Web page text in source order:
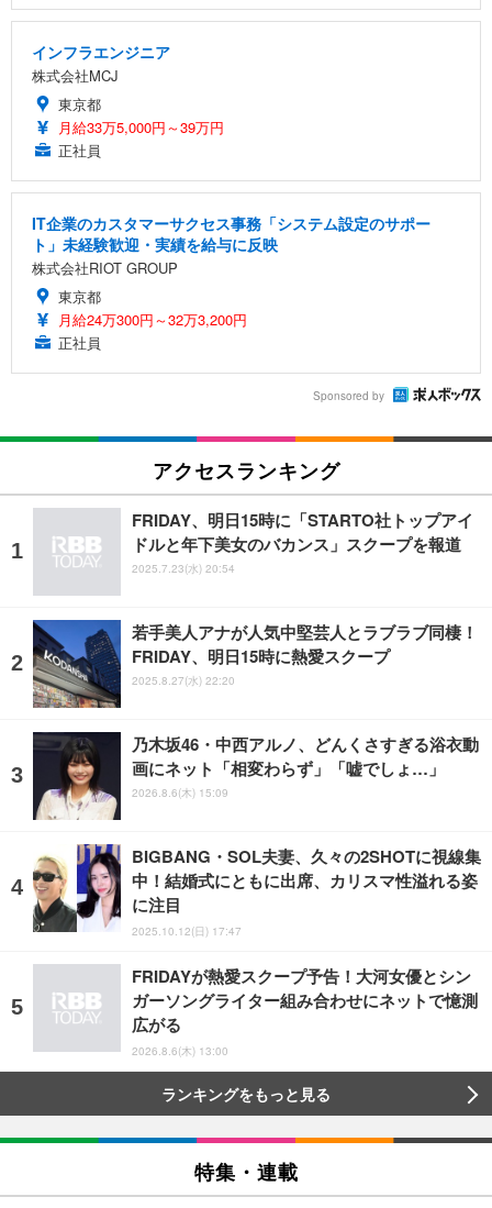
インフラエンジニア
株式会社MCJ
東京都
月給33万5,000円～39万円
正社員
IT企業のカスタマーサクセス事務「システム設定のサポー
ト」未経験歓迎・実績を給与に反映
株式会社RIOT GROUP
東京都
月給24万300円～32万3,200円
正社員
Sponsored by
アクセスランキング
FRIDAY、明日15時に「STARTO社トップアイ
ドルと年下美女のバカンス」スクープを報道
2025.7.23(水) 20:54
若手美人アナが人気中堅芸人とラブラブ同棲！
FRIDAY、明日15時に熱愛スクープ
2025.8.27(水) 22:20
乃木坂46・中西アルノ、どんくさすぎる浴衣動
画にネット「相変わらず」「嘘でしょ…」
2026.8.6(木) 15:09
BIGBANG・SOL夫妻、久々の2SHOTに視線集
中！結婚式にともに出席、カリスマ性溢れる姿
に注目
2025.10.12(日) 17:47
FRIDAYが熱愛スクープ予告！大河女優とシン
ガーソングライター組み合わせにネットで憶測
広がる
2026.8.6(木) 13:00
ランキングをもっと見る
特集・連載